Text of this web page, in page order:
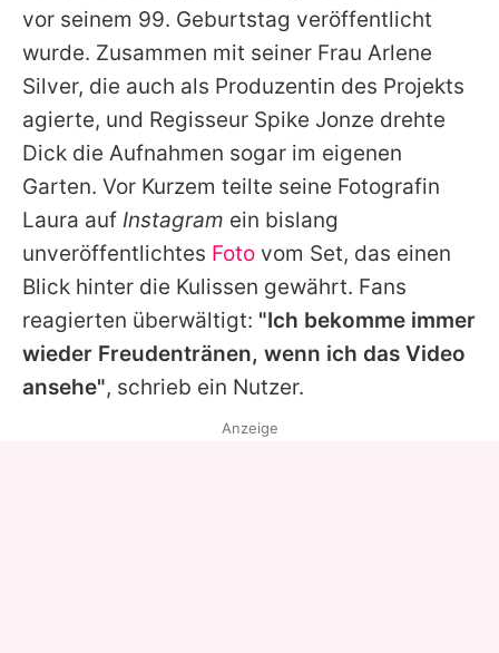
vor seinem 99. Geburtstag veröffentlicht
wurde. Zusammen mit seiner Frau Arlene
Silver, die auch als Produzentin des Projekts
agierte, und Regisseur Spike Jonze drehte
Dick die Aufnahmen sogar im eigenen
Garten. Vor Kurzem teilte seine Fotografin
Laura auf Instagram ein bislang
unveröffentlichtes Foto vom Set, das einen
Blick hinter die Kulissen gewährt. Fans
reagierten überwältigt: "Ich bekomme immer
wieder Freudentränen, wenn ich das Video
ansehe", schrieb ein Nutzer.
Anzeige